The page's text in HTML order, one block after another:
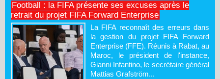
Football : la FIFA présente ses excuses après le
retrait du projet FIFA Forward Enterprise
La FIFA reconnaît des erreurs dans
la gestion du projet FIFA Forward
Enterprise (FFE). Réunis à Rabat, au
Maroc, le président de l'instance,
Gianni Infantino, le secrétaire général
Mattias Grafström...